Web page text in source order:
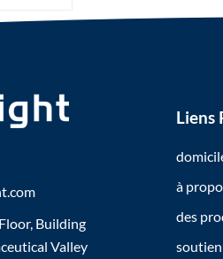
Building
Valley
Liens
à
des